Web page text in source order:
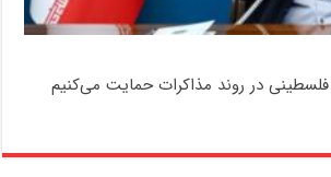
در روند مذاکرات حمایت می‌کنیم